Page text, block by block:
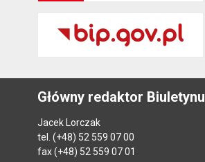
Główny redaktor Biuletynu
Jacek Lorczak
tel. (+48) 52 559 07 00
fax (+48) 52 559 07 01